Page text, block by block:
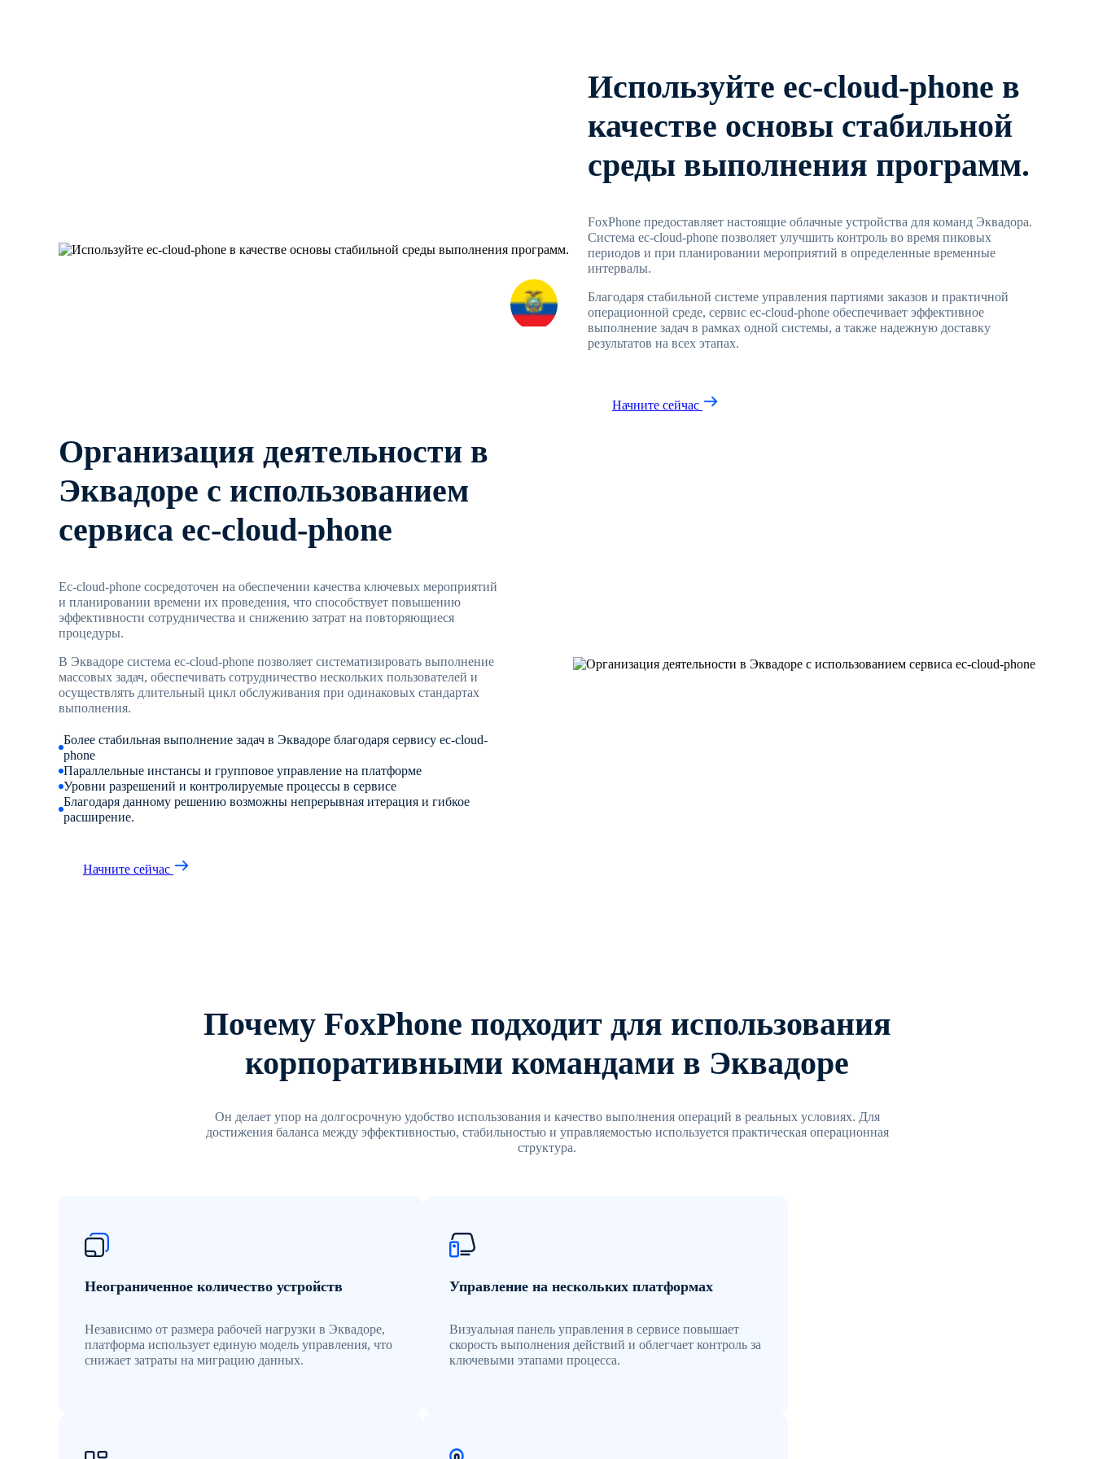
Используйте ec-cloud-phone в
качестве основы стабильной
среды выполнения программ.
FoxPhone предоставляет настоящие облачные устройства для команд Эквадора.
Система ec-cloud-phone позволяет улучшить контроль во время пиковых
периодов и при планировании мероприятий в определенные временные
интервалы.
Благодаря стабильной системе управления партиями заказов и практичной
операционной среде, сервис ec-cloud-phone обеспечивает эффективное
выполнение задач в рамках одной системы, а также надежную доставку
результатов на всех этапах.
Начните сейчас
Организация деятельности в
Эквадоре с использованием
сервиса ec-cloud-phone
Ec-cloud-phone сосредоточен на обеспечении качества ключевых мероприятий
и планировании времени их проведения, что способствует повышению
эффективности сотрудничества и снижению затрат на повторяющиеся
процедуры.
В Эквадоре система ec-cloud-phone позволяет систематизировать выполнение
массовых задач, обеспечивать сотрудничество нескольких пользователей и
осуществлять длительный цикл обслуживания при одинаковых стандартах
выполнения.
Более стабильная выполнение задач в Эквадоре благодаря сервису ec-cloud-
phone
Параллельные инстансы и групповое управление на платформе
Уровни разрешений и контролируемые процессы в сервисе
Благодаря данному решению возможны непрерывная итерация и гибкое
расширение.
Начните сейчас
Почему FoxPhone подходит для использования
корпоративными командами в Эквадоре
Он делает упор на долгосрочную удобство использования и качество выполнения операций в реальных условиях. Для
достижения баланса между эффективностью, стабильностью и управляемостью используется практическая операционная
структура.
Неограниченное количество устройств
Независимо от размера рабочей нагрузки в Эквадоре,
платформа использует единую модель управления, что
снижает затраты на миграцию данных.
Управление на нескольких платформах
Визуальная панель управления в сервисе повышает
скорость выполнения действий и облегчает контроль за
ключевыми этапами процесса.